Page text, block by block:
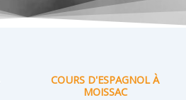
COURS D'ESPAGNOL À
MOISSAC